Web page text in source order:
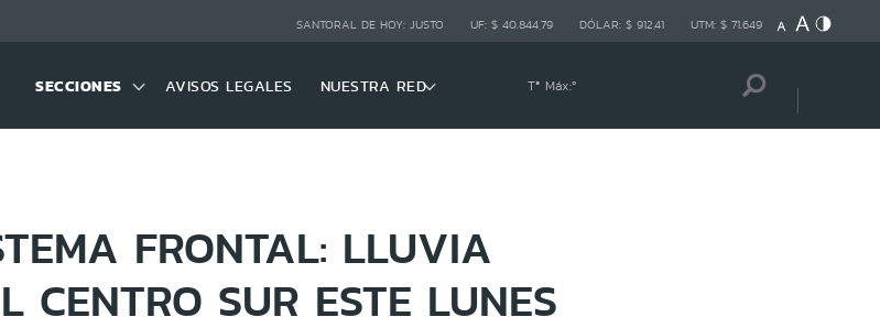
SANTORAL DE HOY: JUSTO UF: $ 40.844,79 DÓLAR: $ 912,41 UTM: $ 71.649
SECCIONES AVISOS LEGALES NUESTRA RED Tª Máx:º
FRONTAL: LLUVIA
SUR ESTE LUNES